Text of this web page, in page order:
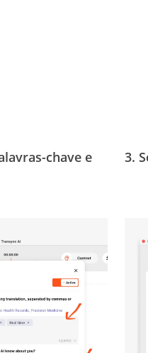
chave e
3.